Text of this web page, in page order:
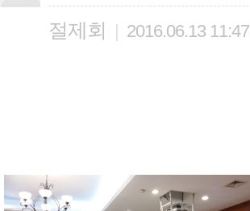
절제회 | 2016.06.13 11:47